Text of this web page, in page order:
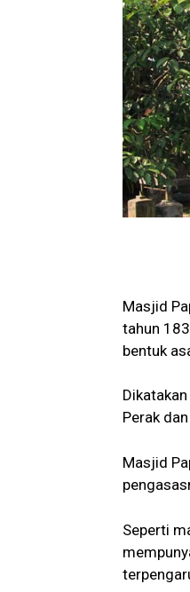
Masjid
tahun
bentuk
Perak
Masjid
Seperti